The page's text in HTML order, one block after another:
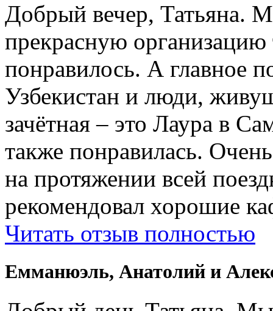
Добрый вечер, Татьяна.
прекрасную
понравилось. А главное
Узбекистан и люди,
зачётная – это Лаура в
также понравилась.
на протяжении всей
рекомендовал хорошие
Читать отзыв полностью
Емманюэль, Анатолий и